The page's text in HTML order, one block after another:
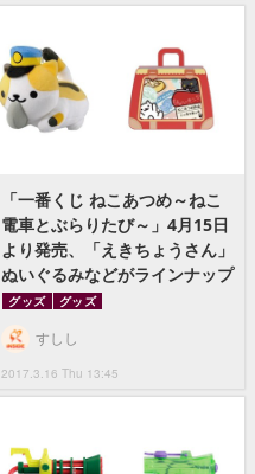
「一番くじ ねこあつめ～ねこ
電車とぶらりたび～」4月15日
より発売、「えきちょうさん」
ぬいぐるみなどがラインナップ
グッズ グッズ
2017.3.16 Thu 13:45
すしし